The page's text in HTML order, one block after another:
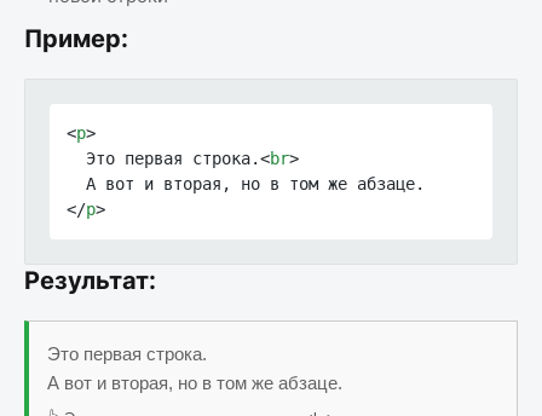
Пример:
<p>
  Это первая строка.
<br>
</p>
Результат:
Это первая строка.
А вот и вторая, но в том же абзаце.